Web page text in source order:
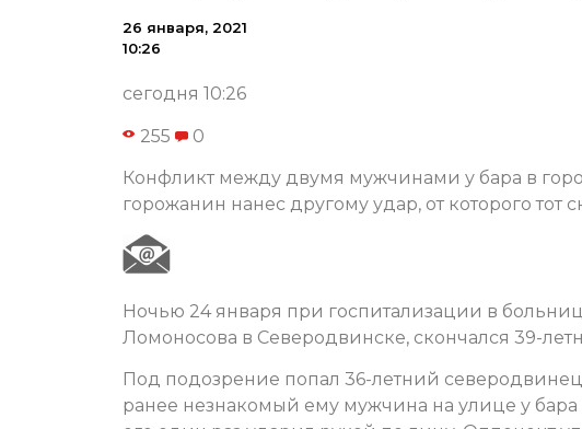
26 января, 2021
10:26
сегодня 10:26
255 0
Конфликт между двумя мужчинами у бара в
горожанин нанес другому удар, от которого тот
Ночью 24 января при госпитализации в
Ломоносова в Северодвинске, скончался 39-
Под подозрение попал 36-летний
ранее незнакомый ему мужчина на улице у